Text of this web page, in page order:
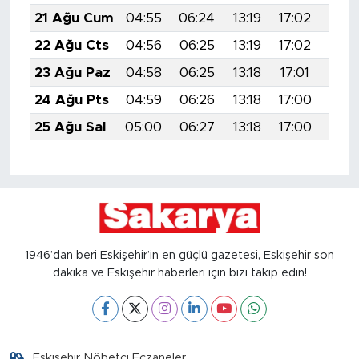
21 Ağu Cum
04:55 06:24 13:19 17:02
22 Ağu Cts
04:56 06:25 13:19 17:02
23 Ağu Paz
04:58 06:25 13:18 17:01
24 Ağu Pts
04:59 06:26 13:18 17:00
25 Ağu Sal
05:00 06:27 13:18 17:00
1946’dan beri Eskişehir’in en güçlü gazetesi, Eskişehir son
dakika ve Eskişehir haberleri için bizi takip edin!